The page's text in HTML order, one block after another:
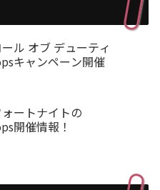
ル オブ デューティ
キャンペーン開催
ートナイトの
開催情報！